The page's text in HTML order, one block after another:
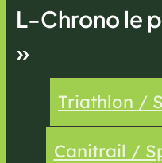
L-Chrono le
»
Triathlon /
Canitrail /